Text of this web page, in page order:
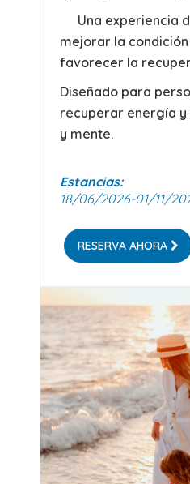
Una experiencia
mejorar la
favorecer la
Diseñado para
recuperar energía
y mente.
Estancias:
18/06/2026-01/11/
RESERVA AHORA